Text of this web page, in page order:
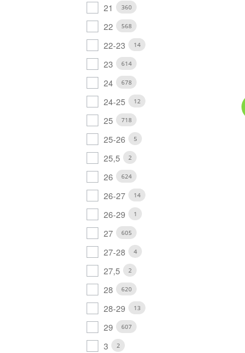
21 360
22 568
22-23 14
23 614
24 678
24-25 12
25 718
25-26 5
25,5 2
26 624
26-27 14
26-29 1
27 605
27-28 4
27,5 2
28 620
28-29 13
29 607
3 2